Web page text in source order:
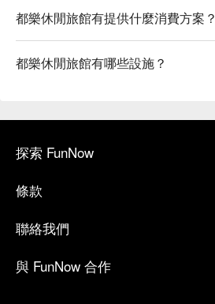
都樂休閒旅館有提供什麼消費方案？
都樂休閒旅館有哪些設施？
探索 FunNow
條款
聯絡我們
與 FunNow 合作